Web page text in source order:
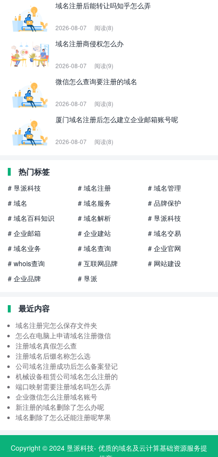
域名注册后能转让吗知乎怎么弄
2026-08-07 阅读(8)
域名注册商侵权怎么办
2026-08-07 阅读(9)
微信怎么查询要注册的域名
2026-08-07 阅读(8)
厦门域名注册后怎么建立企业邮箱账号呢
2026-08-07 阅读(8)
热门标签
# 垦派科技 # 域名注册
# 域名管理
# 域名
# 域名服务
# 品牌保护
# 域名百科知识
# 域名解析
# 垦派科技
# 企业邮箱
# 企业建站
# 域名交易
# 域名业务
# 域名查询
# 企业官网
# whois查询
# 互联网品牌
# 网站建设
# 企业品牌
# 垦派
最近内容
域名注册完怎么保存文件夹
怎么在电脑上申请域名注册微信
注册域名真假怎么查
注册域名后缀名称怎么选
公司域名注册成功后怎么备案登记
机械设备租赁公司域名怎么注册的
端口映射需要注册域名吗怎么弄
企业微信怎么注册域名账号
新注册的域名删除了怎么办呢
域名删除了怎么还能注册呢苹果
Copyright © 2024 垦派科技- 优质的域名及云计算基础资源服务提